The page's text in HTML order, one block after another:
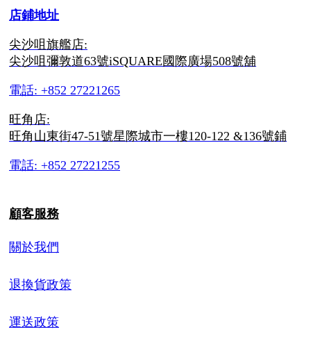
店鋪地址
尖沙咀旗艦店:
尖沙咀彌敦道63號iSQUARE國際廣場508號舖
電話: +852 27221265
旺角店:
旺角山東街47-51號星際城市一樓120-122 &136號鋪
電話: +852 27221255
顧客服務
關於我們
退換貨政策
運送政策